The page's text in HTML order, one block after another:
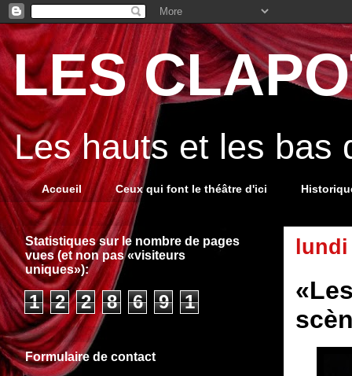
LES
Les hauts et les bas
Accueil Ceux qui font le théâtre d'ici
lundi
Statistiques sur le nombre de pages
vues (et non pas «visiteurs
uniques»):
1 2 2 8 6 9 1
Formulaire de contact